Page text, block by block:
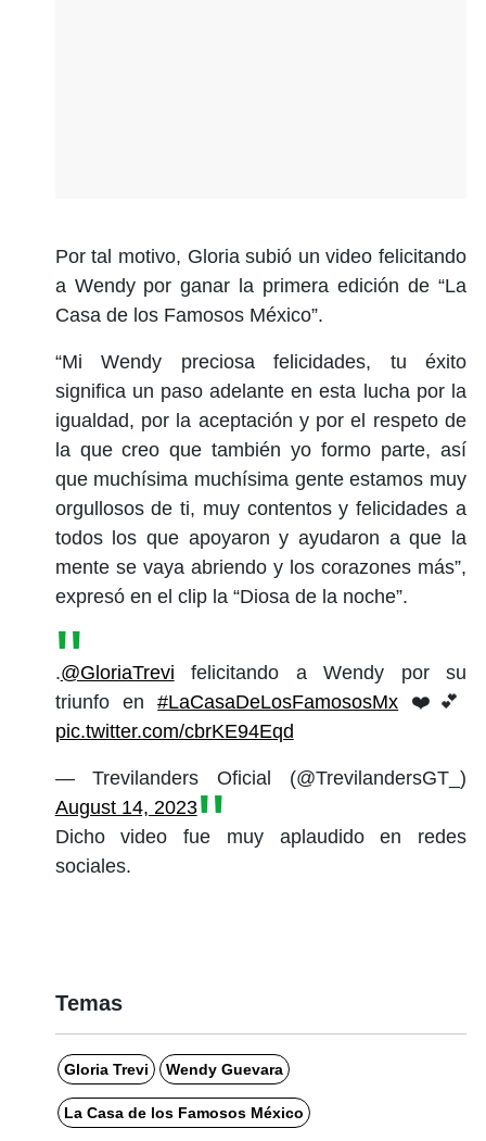
Por tal motivo, Gloria subió un video felicitando
a Wendy por ganar la primera edición de “La
Casa de los Famosos México”.
“Mi Wendy preciosa felicidades, tu éxito
significa un paso adelante en esta lucha por la
igualdad, por la aceptación y por el respeto de
la que creo que también yo formo parte, así
que muchísima muchísima gente estamos muy
orgullosos de ti, muy contentos y felicidades a
todos los que apoyaron y ayudaron a que la
mente se vaya abriendo y los corazones más”,
expresó en el clip la “Diosa de la noche”.
.@GloriaTrevi felicitando a Wendy por su
triunfo en#LaCasaDeLosFamososMx ❤️💕
pic.twitter.com/cbrKE94Eqd
— Trevilanders Oficial (@TrevilandersGT_)
August 14, 2023
Dicho video fue muy aplaudido en redes
sociales.
Temas
Gloria Trevi Wendy Guevara
La Casa de los Famosos México